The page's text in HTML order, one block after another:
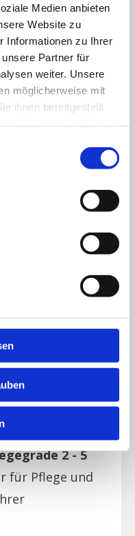
Medien anbieten
Website zu
Informationen zu Ihrer
Partner für
weiter. Unsere
möglicherweise mit
ihnen bereitgestellt
an die
für
Pflege und
2 - 5
für Pflege und